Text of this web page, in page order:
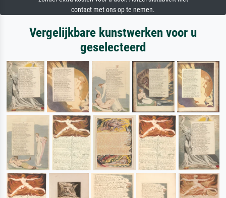
contact met ons op te nemen.
Vergelijkbare kunstwerken voor u
geselecteerd